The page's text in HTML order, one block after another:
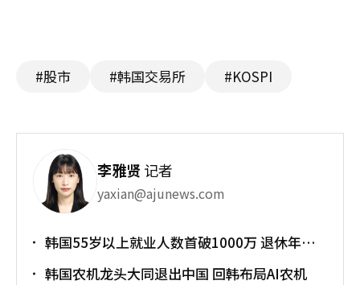
#股市 #韩国交易所 #KOSPI
李雅贤记者
yaxian@ajunews.com
韩国55岁以上就业人数首破1000万 退休年龄
韩国农机龙头大同退出中国 回韩布局AI农机